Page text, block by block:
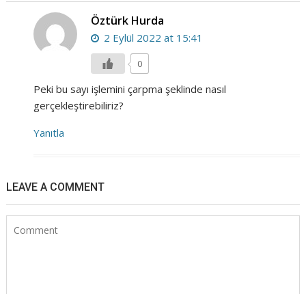
Öztürk Hurda
2 Eylül 2022 at 15:41
0
Peki bu sayı işlemini çarpma şeklinde nasıl
gerçekleştirebiliriz?
Yanıtla
LEAVE A COMMENT